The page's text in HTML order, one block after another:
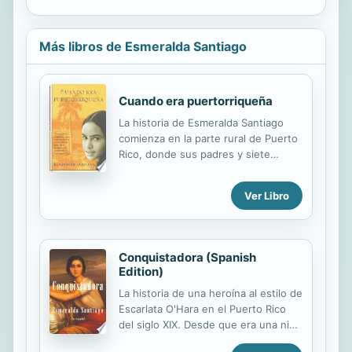
Más libros de Esmeralda Santiago
Cuando era puertorriqueña
La historia de Esmeralda Santiago
comienza en la parte rural de Puerto
Rico, donde sus padres y siete
unos con los otros, vivían una vida
alborotada pero llena de amor y
ternura. De niña, Esmeralda aprendió
coquí, a identificar los ingredientes
en las morcillas y a ayudar a que el
alma de un bebé muerto subiera al
Cielo. Pero precisamente cuando
Esmeralda parecía haberlo aprendido
todo sobre su cultura, la llevaron a
Ver Libro
Conquistadora (Spanish
Edition)
La historia de una heroína al estilo de
Escarlata O'Hara en el Puerto Rico
del siglo XIX. Desde que era una niña
en la España del siglo diecinueve,